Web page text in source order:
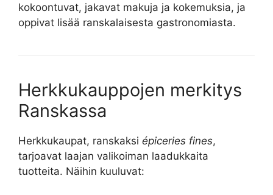
kokoontuvat, jakavat makuja ja kokemuksia, ja
oppivat lisää ranskalaisesta gastronomiasta.
Herkkukauppojen merkitys
Ranskassa
Herkkukaupat, ranskaksi épiceries fines,
tarjoavat laajan valikoiman laadukkaita
tuotteita. Näihin kuuluvat: